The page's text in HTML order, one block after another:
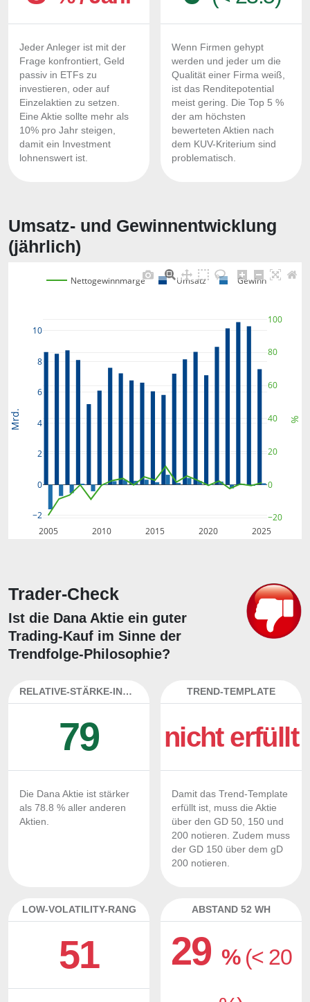
Jeder Anleger ist mit der
Frage konfrontiert, Geld
passiv in ETFs zu
investieren, oder auf
Einzelaktien zu setzen.
Eine Aktie sollte mehr als
10% pro Jahr steigen,
damit ein Investment
lohnenswert ist.
Wenn Firmen gehypt
werden und jeder um die
Qualität einer Firma weiß,
ist das Renditepotential
meist gering. Die Top 5 %
der am höchsten
bewerteten Aktien nach
dem KUV-Kriterium sind
problematisch.
Umsatz- und Gewinnentwicklung
(jährlich)
2005 2010 2015 2020 2025
−2
0
2
4
6
8
10
−20
0
20
40
60
80
100
Nettogewinnmarge Umsatz Gewinn
Mrd. %
Trader-Check
Ist die Dana Aktie ein guter
Trading-Kauf im Sinne der
Trendfolge-Philosophie?
RELATIVE-STÄRKE-INDEX
79
Die Dana Aktie ist stärker
als 78.8 % aller anderen
Aktien.
TREND-TEMPLATE
nicht erfüllt
Damit das Trend-Template
erfüllt ist, muss die Aktie
über den GD 50, 150 und
200 notieren. Zudem muss
der GD 150 über dem gD
200 notieren.
LOW-VOLATILITY-RANG
51
ABSTAND 52 WH
29% (< 20